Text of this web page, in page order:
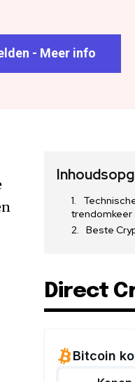
- Meer info
trendomkeer
Beste
Direct